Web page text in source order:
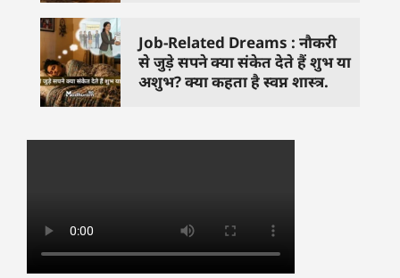
Job-Related Dreams : नौकरी
से जुड़े सपने क्या संकेत देते हैं शुभ या
अशुभ? क्या कहता है स्वप्न शास्त्र.